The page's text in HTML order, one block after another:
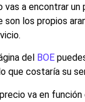
vas a encontrar un
son los propios
del BOE
que costaría su
va en